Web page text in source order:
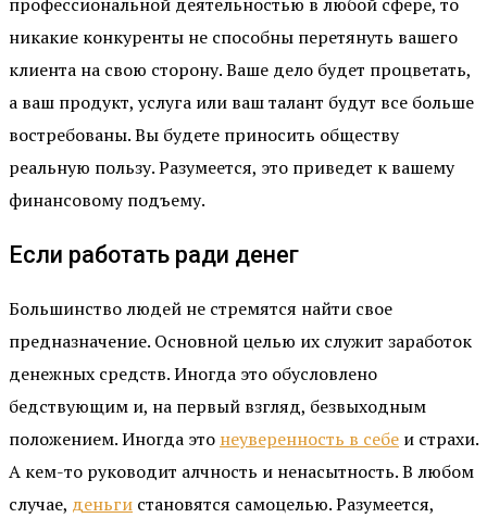
никакие конкуренты не способны перетянуть вашего
клиента на свою сторону. Ваше дело будет процветать,
а ваш продукт, услуга или ваш талант будут все больше
востребованы. Вы будете приносить обществу
реальную пользу. Разумеется, это приведет к вашему
финансовому подъему.
Если работать ради денег
Большинство людей не стремятся найти свое
предназначение. Основной целью их служит заработок
денежных средств. Иногда это обусловлено
бедствующим и, на первый взгляд, безвыходным
положением. Иногда это неуверенность в себе и страхи.
А кем-то руководит алчность и ненасытность. В любом
случае, деньги становятся самоцелью. Разумеется,